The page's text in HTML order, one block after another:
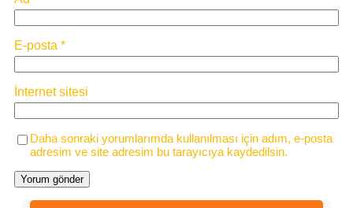
E-posta *
İnternet sitesi
Daha sonraki yorumlarımda kullanılması için adım, e-posta
adresim ve site adresim bu tarayıcıya kaydedilsin.